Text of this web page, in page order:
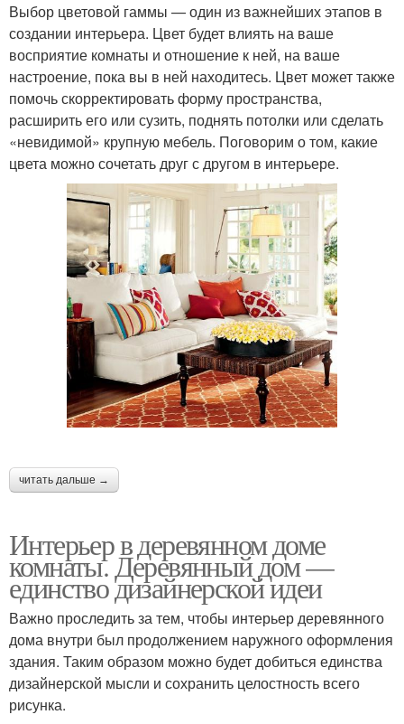
Выбор цветовой гаммы — один из важнейших этапов в
создании интерьера. Цвет будет влиять на ваше
восприятие комнаты и отношение к ней, на ваше
настроение, пока вы в ней находитесь. Цвет может также
помочь скорректировать форму пространства,
расширить его или сузить, поднять потолки или сделать
«невидимой» крупную мебель. Поговорим о том, какие
цвета можно сочетать друг с другом в интерьере.
читать дальше →
Интерьер в деревянном доме
комнаты. Деревянный дом —
единство дизайнерской идеи
Важно проследить за тем, чтобы интерьер деревянного
дома внутри был продолжением наружного оформления
здания. Таким образом можно будет добиться единства
дизайнерской мысли и сохранить целостность всего
рисунка.